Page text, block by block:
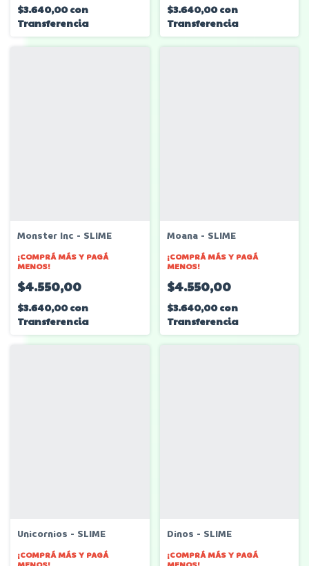
$3.640,00con
Transferencia
$3.640,00con
Transferencia
Monster Inc - SLIME
¡COMPRÁ MÁS Y PAGÁ
MENOS!
$4.550,00
$3.640,00con
Transferencia
Moana - SLIME
¡COMPRÁ MÁS Y PAGÁ
MENOS!
$4.550,00
$3.640,00con
Transferencia
Unicornios - SLIME
¡COMPRÁ MÁS Y PAGÁ
Dinos - SLIME
¡COMPRÁ MÁS Y PAGÁ